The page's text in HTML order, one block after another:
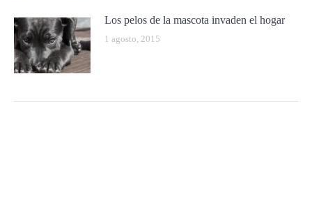
Los pelos de la mascota invaden el hogar
1 agosto, 2015